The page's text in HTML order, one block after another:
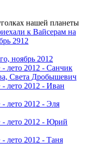
нашей планеты